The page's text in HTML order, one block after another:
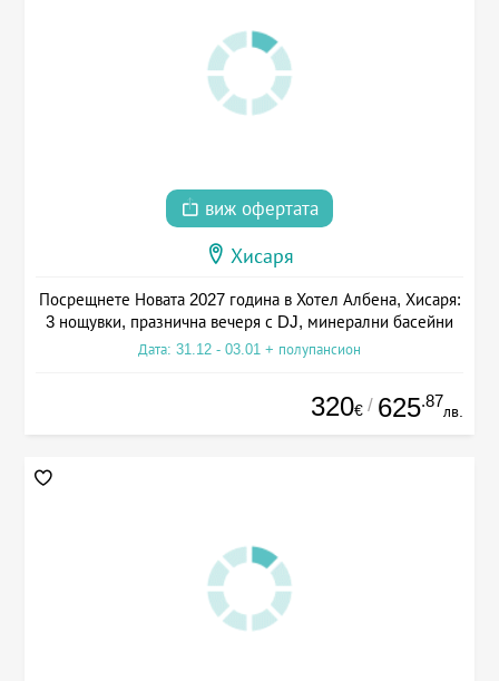
виж офертата
Хисаря
Посрещнете Новата 2027 година в Хотел Албена, Хисаря:
3 нощувки, празнична вечеря с DJ, минерални басейни
Дата: 31.12 - 03.01 + полупансион
320€ / 625.87
лв.